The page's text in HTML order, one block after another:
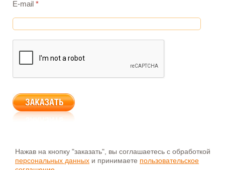
E-mail *
Нажав на кнопку "заказать", вы соглашаетесь с обработкой
персональных данных и принимаете пользовательское